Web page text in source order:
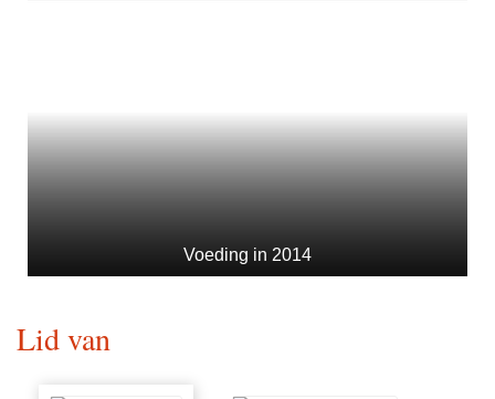
Voeding in 2014
Lid van